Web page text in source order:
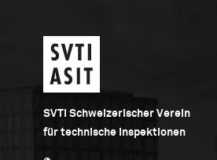
SVTI Schweizerischer Verein
für technische Inspektionen